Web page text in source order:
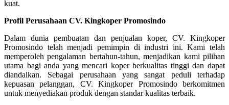
kuat.
Profil Perusahaan CV. Kingkoper Promosindo
Dalam dunia pembuatan dan penjualan koper, CV. Kingkoper
Promosindo telah menjadi pemimpin di industri ini. Kami telah
memperoleh pengalaman bertahun-tahun, menjadikan kami pilihan
utama bagi anda yang mencari koper berkualitas tinggi dan dapat
diandalkan. Sebagai perusahaan yang sangat peduli terhadap
kepuasan pelanggan, CV. Kingkoper Promosindo berkomitmen
untuk menyediakan produk dengan standar kualitas terbaik.